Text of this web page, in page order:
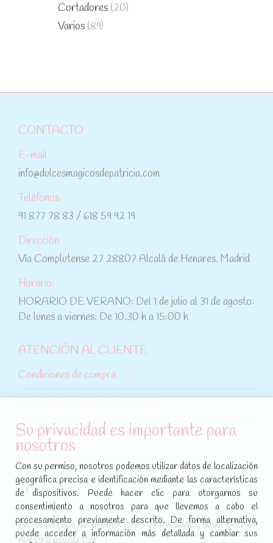
Cortadores (20)
Varios (89)
CONTACTO
E-mail
info@dulcesmagicosdepatricia.com
Teléfonos
91 877 78 83 / 618 59 92 19
Dirección
Vía Complutense 27 28807 Alcalá de Henares. Madrid
Horario:
HORARIO DE VERANO: Del 1 de julio al 31 de agosto:
De lunes a viernes: De 10:30 h a 15:00 h
ATENCIÓN AL CLIENTE
Condiciones de compra
Aviso legal y política de privacidad
Política de cookies
SÍGUENOS EN REDES SOCIALES
Encuéntranos en:
Facebook
page
opens
YouTube
page
opens
Instagram
page
opens
No te pierdas las promociones y novedades, suscríbete a
nuestra newsletter:
Su privacidad es importante para
nosotros
Con su permiso, nosotros podemos utilizar datos de localización
geográfica precisa e identificación mediante las características
de dispositivos. Puede hacer clic para otorgarnos su
consentimiento a nosotros para que llevemos a cabo el
procesamiento previamente descrito. De forma alternativa,
puede acceder a información más detallada y cambiar sus